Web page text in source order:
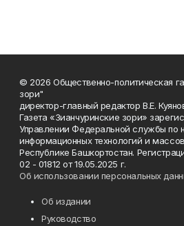
© 2026 Общественно-политическая
зори"
директор-главный редактор В.Е.
Газета «Зианчуринские зори»
Управлении Федеральной службы по
информационных технологий и
Республике Башкортостан.
02 - 01812 от 19.05.2025 г.
Об использовании персональных
Об издании
Руководство